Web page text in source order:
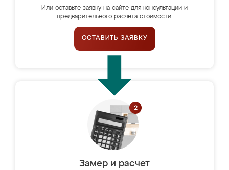
Или оставьте заявку на сайте для консультации и
предварительного расчёта стоимости.
ОСТАВИТЬ ЗАЯВКУ
Замер и расчет